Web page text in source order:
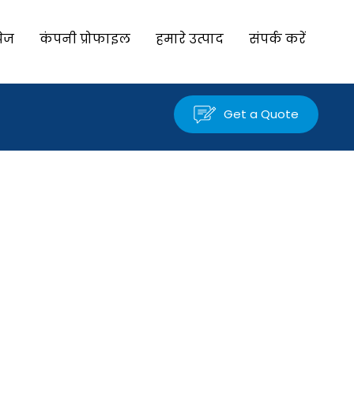
कंपनी प्रोफाइल हमारे उत्पाद संपर्क करें
Get a Quote